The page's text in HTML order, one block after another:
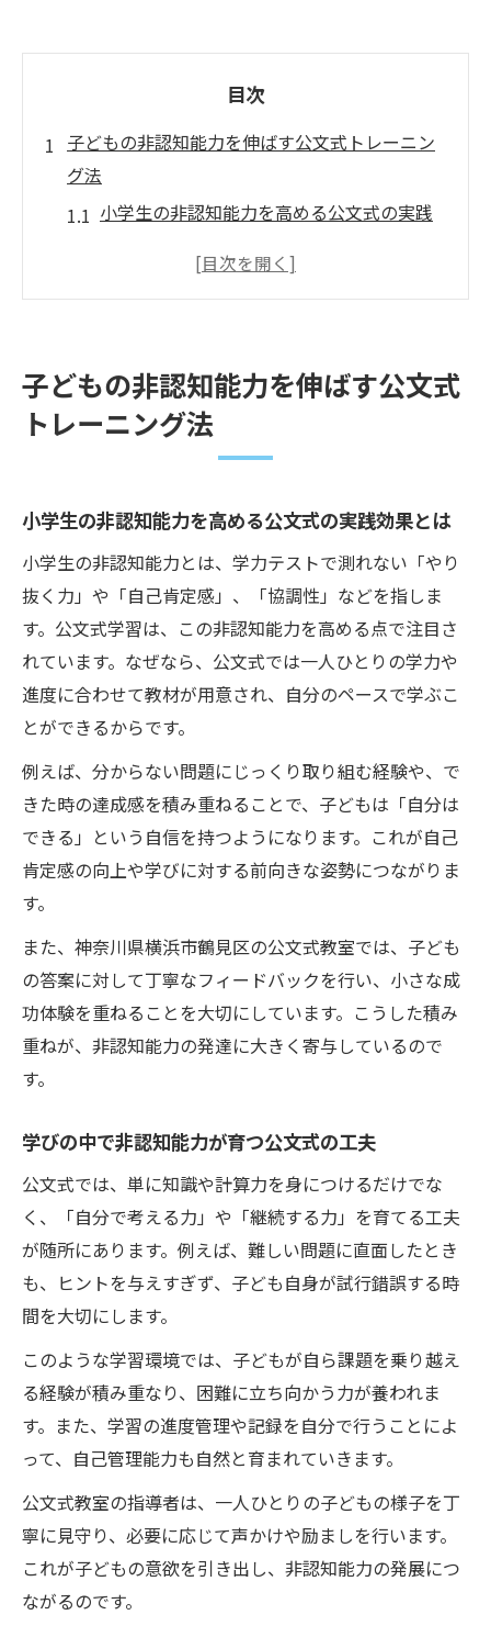
目次
子どもの非認知能力を伸ばす公文式トレーニン
グ法
小学生の非認知能力を高める公文式の実践
学びの中で非認知能力が育つ公文式の工夫
公文式トレーニングが小学生に与える変化
小学生の非認知能力を伸ばす公文式活用の
小学生の非認知能力を伸ばす家庭学習の方
法
日常生活でできる非認知能力トレーニング
のヒント
親子で楽しむ小学生非認知能力育成の工夫
小学生の非認知能力を支える日々の関わり
方
想像力や協調性を高める学習アプローチ
協調性を伸ばすグループ学習のポイント
想像力を刺激する体験型非認知能力トレー
ニング
公文式で小学生の自己肯定感を育む秘訣
小学生非認知能力を支える自己肯定感の重
要性
公文式学習で育つ自己肯定感とその効果
非認知能力アップにつながる成功体験の積
み重ね
小学生の非認知能力と自己肯定感の関係
やり抜く力を養う公文式の学習ステップ
鶴見区で話題の非認知能力強化実践例
小学生の非認知能力育成に取り組む地域実
践例
鶴見区で広がる非認知能力強化トレーニン
グ
小学生非認知能力を高める体験型プログラ
子どもの非認知能力を伸ばす公文式
トレーニング法
小学生の非認知能力を高める公文式の実践効果とは
小学生の非認知能力とは、学力テストで測れない「やり
抜く力」や「自己肯定感」、「協調性」などを指しま
す。公文式学習は、この非認知能力を高める点で注目さ
れています。なぜなら、公文式では一人ひとりの学力や
進度に合わせて教材が用意され、自分のペースで学ぶこ
とができるからです。
例えば、分からない問題にじっくり取り組む経験や、で
きた時の達成感を積み重ねることで、子どもは「自分は
できる」という自信を持つようになります。これが自己
肯定感の向上や学びに対する前向きな姿勢につながりま
す。
また、神奈川県横浜市鶴見区の公文式教室では、子ども
の答案に対して丁寧なフィードバックを行い、小さな成
功体験を重ねることを大切にしています。こうした積み
重ねが、非認知能力の発達に大きく寄与しているので
す。
学びの中で非認知能力が育つ公文式の工夫
公文式では、単に知識や計算力を身につけるだけでな
く、「自分で考える力」や「継続する力」を育てる工夫
が随所にあります。例えば、難しい問題に直面したとき
も、ヒントを与えすぎず、子ども自身が試行錯誤する時
間を大切にします。
このような学習環境では、子どもが自ら課題を乗り越え
る経験が積み重なり、困難に立ち向かう力が養われま
す。また、学習の進度管理や記録を自分で行うことによ
って、自己管理能力も自然と育まれていきます。
公文式教室の指導者は、一人ひとりの子どもの様子を丁
寧に見守り、必要に応じて声かけや励ましを行います。
これが子どもの意欲を引き出し、非認知能力の発展につ
ながるのです。